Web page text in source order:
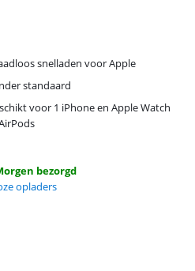
snelladen voor Apple
standaard
voor 1 iPhone en Apple Watch
bezorgd
opladers